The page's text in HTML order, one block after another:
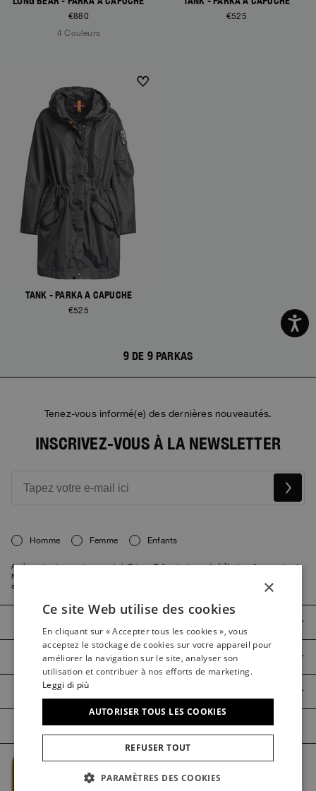
€880
4 Couleurs
€525
TANK - PARKA À CAPUCHE
€525
9 DE 9 PARKAS
Tenez-vous informé(e) des dernières nouveautés.
INSCRIVEZ-VOUS À LA NEWSLETTER
Homme Femme Enfants
Après avoir pris connaissance de laPrivacy Policy, je demande à être inscrit au service de
Newsletter de Parajumpers S.p.A. contenant des informations sur les produits ou
services, ainsi qu’aux promotions ou invitations aux événements auxquels il participera.
SERVICE CLIENTS
Managed by The Level @2026 Parajumpers Spa
PRIVACY MENTIONS LÉGALES Credits
ENGLISH
×
Ce site Web utilise des cookies
En cliquant sur « Accepter tous les cookies », vous
acceptez le stockage de cookies sur votre appareil pour
améliorer la navigation sur le site, analyser son
utilisation et contribuer à nos efforts de marketing.
Leggi di più
AUTORISER TOUS LES COOKIES
REFUSER TOUT
PARAMÈTRES DES COOKIES